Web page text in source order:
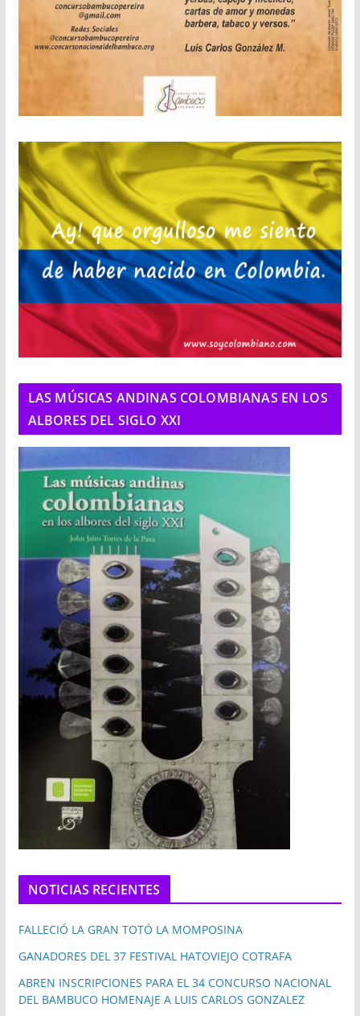
LAS MÚSICAS ANDINAS COLOMBIANAS EN LOS
ALBORES DEL SIGLO XXI
NOTICIAS RECIENTES
FALLECIÓ LA GRAN TOTÓ LA MOMPOSINA
GANADORES DEL 37 FESTIVAL HATOVIEJO COTRAFA
ABREN INSCRIPCIONES PARA EL 34 CONCURSO NACIONAL
DEL BAMBUCO HOMENAJE A LUIS CARLOS GONZALEZ